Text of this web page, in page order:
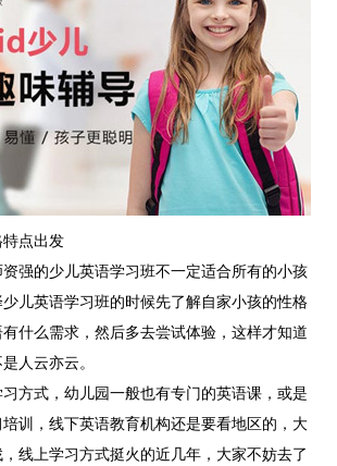
点出发
的少儿英语学习班不一定适合所有的小孩
儿英语学习班的时候先了解自家小孩的性格
什么需求，然后多去尝试体验，这样才知道
人云亦云。
式，幼儿园一般也有专门的英语课，或是
训，线下英语教育机构还是要看地区的，大
线上学习方式挺火的近几年，大家不妨去了